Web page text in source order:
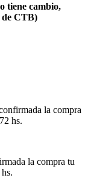
tiene cambio,
de CTB)
la compra
hs.
la compra tu